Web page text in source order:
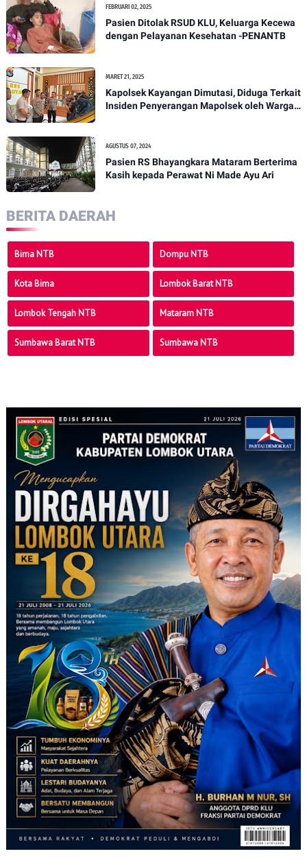
FEBRUARI 02, 2025
Pasien Ditolak RSUD KLU, Keluarga Kecewa
dengan Pelayanan Kesehatan -PENANTB
MARET 21, 2025
Kapolsek Kayangan Dimutasi, Diduga Terkait
Insiden Penyerangan Mapolsek oleh Warga -
AGUSTUS 07, 2024
Pasien RS Bhayangkara Mataram Berterima
Kasih kepada Perawat Ni Made Ayu Ari
BERITA DAERAH
Bima NTB Dompu NTB
Kota Bima Lombok Barat NTB
Lombok Tengah NTB Mataram NTB
Sumbawa Barat NTB Sumbawa NTB